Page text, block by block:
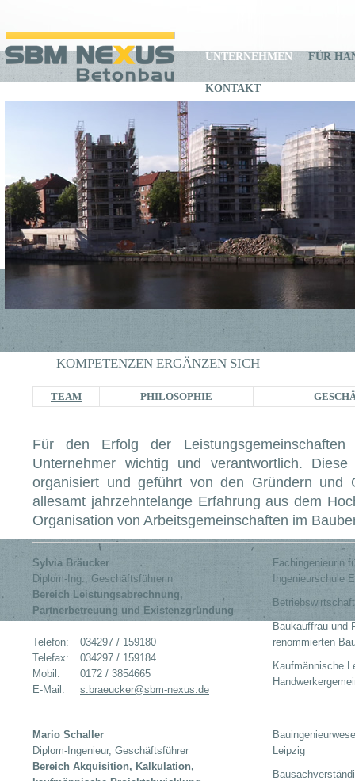
UNTERNEHMEN FÜR
KONTAKT
KOMPETENZEN ERGÄNZEN SICH
TEAM PHILOSOPHIE
Für den Erfolg der
Unternehmer wichtig und verantwortlich.
organisiert und geführt von den Gründern und
allesamt jahrzehntelange Erfahrung aus dem
Organisation von Arbeitsgemeinschaften im
Sylvia Bräucker
Diplom-Ing., Geschäftsführerin
Bereich Leistungsabrechnung,
Partnerbetreuung und Existenzgründung
Telefon:
034297 / 159180
Telefax:
034297 / 159184
Mobil:
0172 / 3854665
E-Mail:
s.braeucker@sbm-nexus.de
Fachingenieurin
Ingenieurschule
Baukauffrau und
renommierten
Kaufmännische
Mario Schaller
Diplom-Ingenieur, Geschäftsführer
Bereich Akquisition, Kalkulation,
Leipzig